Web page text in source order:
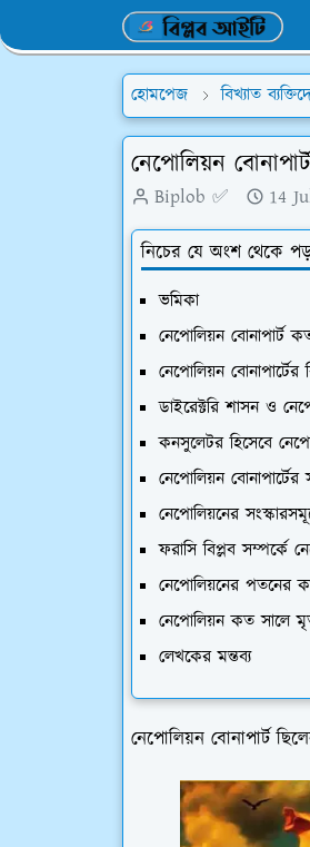
হোমপেজ বিখ্যাত
নেপোলিয়ন
Biplob ✅ 14
নিচের যে অংশ থেকে
ভমিকা
নেপোলিয়ন বোনাপার্ট
নেপোলিয়ন বোনাপার্টের
ডাইরেক্টরি শাসন ও
কনসুলেটর হিসেবে
নেপোলিয়ন বোনাপার্টের
নেপোলিয়নের
ফরাসি বিপ্লব সম্পর্কে
নেপোলিয়নের পতনের
নেপোলিয়ন কত সালে
লেখকের মন্তব্য
নেপোলিয়ন বোনাপার্ট